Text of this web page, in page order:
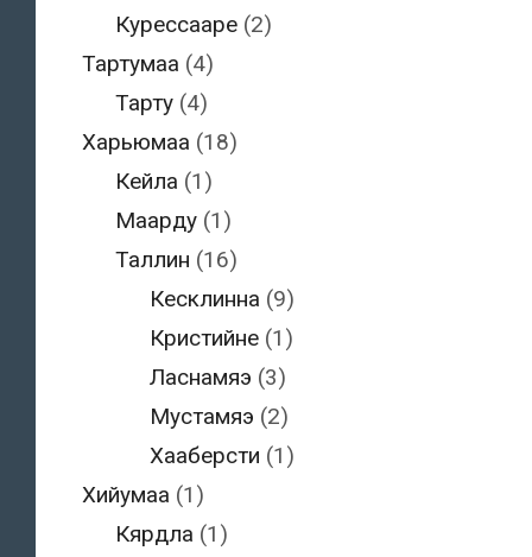
Курессааре (2)
Тартумаа (4)
Тарту (4)
Харьюмаа (18)
Кейла (1)
Маарду (1)
Таллин (16)
Кесклинна (9)
Кристийне(1)
Ласнамяэ (3)
Мустамяэ (2)
Хааберсти (1)
Хийумаа (1)
Кярдла (1)